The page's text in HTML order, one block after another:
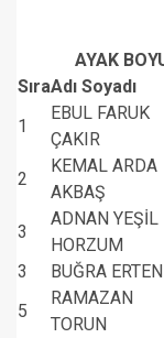
AYAK BOYU
SıraAdı Soyadı
1
EBUL FARUK
ÇAKIR
2
KEMAL ARDA
AKBAŞ
3
ADNAN YEŞİL
HORZUM
3
BUĞRA ERTEN
5
RAMAZAN
TORUN